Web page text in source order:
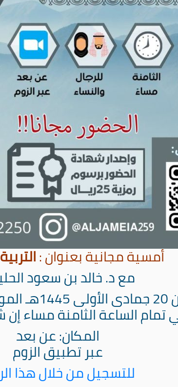
أمسية مجانية بعنوان :
مع د. خالد بن سعود
تمام الساعة الثامنة مساء إن
المكان: عن بعد
عبر تطبيق الزوم
للتسجيل من خلال هذا